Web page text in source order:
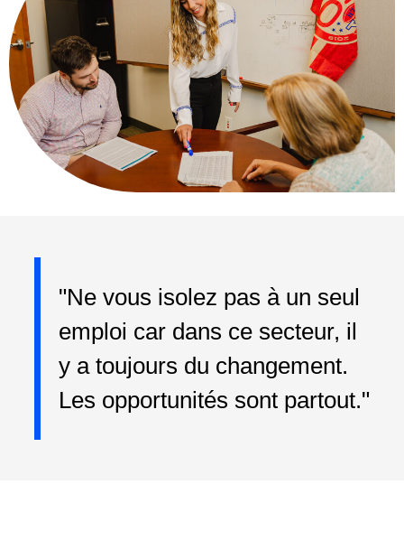
"Ne vous isolez pas à un seul
emploi car dans ce secteur, il
y a toujours du changement.
Les opportunités sont partout."